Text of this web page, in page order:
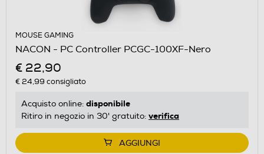
MOUSE GAMING
NACON - PC Controller PCGC-100XF-Nero
€ 22,90
€ 24,99 consigliato
Acquisto online: disponibile
Ritiro in negozio in 30' gratuito: verifica
AGGIUNGI